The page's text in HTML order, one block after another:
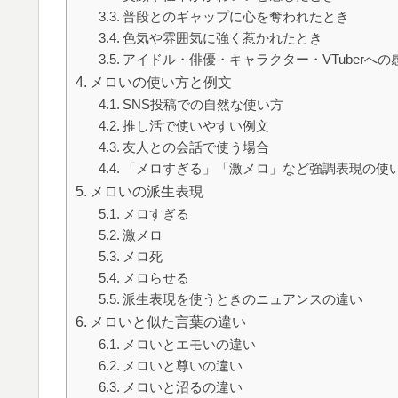
普段とのギャップに心を奪われたとき
色気や雰囲気に強く惹かれたとき
アイドル・俳優・キャラクター・VTuberへの
メロいの使い方と例文
SNS投稿での自然な使い方
推し活で使いやすい例文
友人との会話で使う場合
「メロすぎる」「激メロ」など強調表現の使
メロいの派生表現
メロすぎる
激メロ
メロ死
メロらせる
派生表現を使うときのニュアンスの違い
メロいと似た言葉の違い
メロいとエモいの違い
メロいと尊いの違い
メロいと沼るの違い